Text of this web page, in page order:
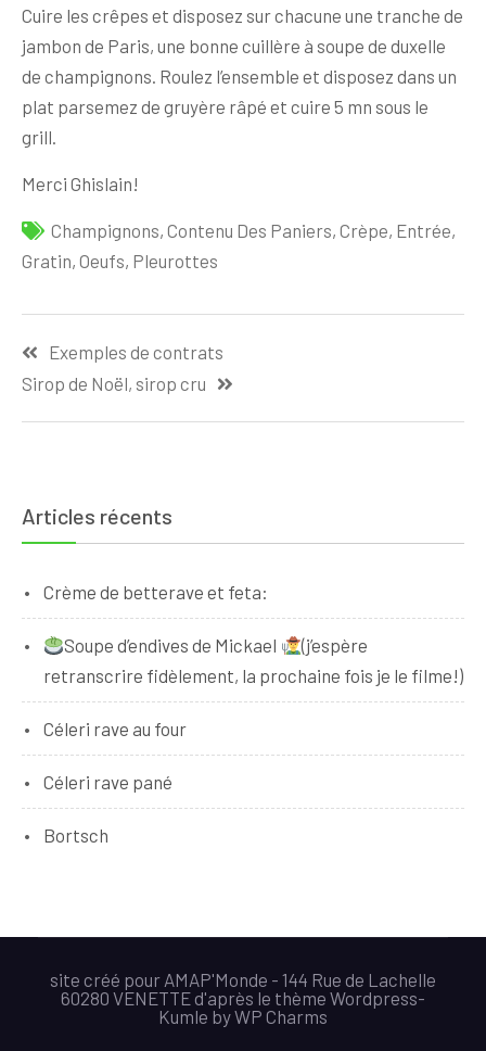
Cuire les crêpes et disposez sur chacune une tranche de
jambon de Paris, une bonne cuillère à soupe de duxelle
de champignons. Roulez l’ensemble et disposez dans un
plat parsemez de gruyère râpé et cuire 5 mn sous le
grill.
Merci Ghislain!
Champignons, Contenu Des Paniers, Crèpe, Entrée,
Gratin, Oeufs, Pleurottes
Exemples de contrats
Sirop de Noël, sirop cru
Articles récents
Crème de betterave et feta:
Soupe d’endives de Mickael
(j’espère
retranscrire fidèlement, la prochaine fois je le filme!)
Céleri rave au four
Céleri rave pané
Bortsch
site créé pour AMAP'Monde - 144 Rue de Lachelle
60280 VENETTE d'après le thème Wordpress-
Kumle byWP Charms